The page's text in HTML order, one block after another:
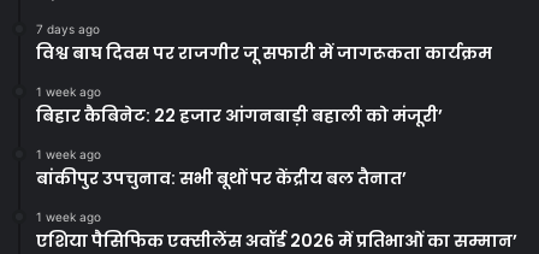
7 days ago
विश्व बाघ दिवस पर राजगीर जू सफारी में जागरूकता कार्यक्रम
1 week ago
बिहार कैबिनेट: 22 हजार आंगनबाड़ी बहाली को मंजूरी’
1 week ago
बांकीपुर उपचुनाव: सभी बूथों पर केंद्रीय बल तैनात’
1 week ago
एशिया पैसिफिक एक्सीलेंस अवॉर्ड 2026 में प्रतिभाओं का सम्मान’